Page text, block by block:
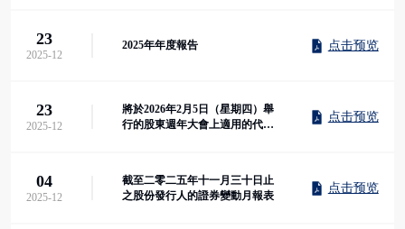
23
2025-12
2025年年度報告 点击预览
23
2025-12
將於2026年2月5日（星期四）舉
行的股東週年大會上適用的代表
点击预览
04
2025-12
截至二零二五年十一月三十日止
之股份發行人的證券變動月報表
点击预览